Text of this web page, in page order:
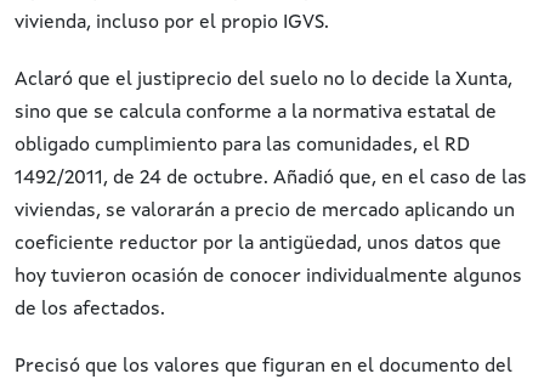
vivienda, incluso por el propio IGVS.
Aclaró que el justiprecio del suelo no lo decide la Xunta,
sino que se calcula conforme a la normativa estatal de
obligado cumplimiento para las comunidades, el RD
1492/2011, de 24 de octubre. Añadió que, en el caso de las
viviendas, se valorarán a precio de mercado aplicando un
coeficiente reductor por la antigüedad, unos datos que
hoy tuvieron ocasión de conocer individualmente algunos
de los afectados.
Precisó que los valores que figuran en el documento del